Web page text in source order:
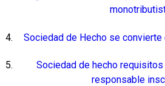
Sociedad de Hecho se convierte
Sociedad de hecho
responsable